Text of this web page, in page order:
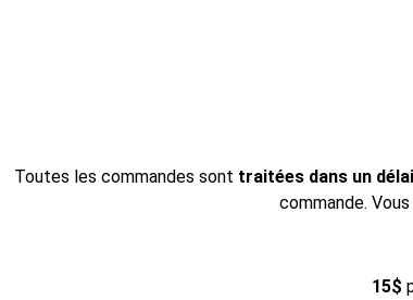
Toutes les commandes sont traitées dans un
commande.
15$